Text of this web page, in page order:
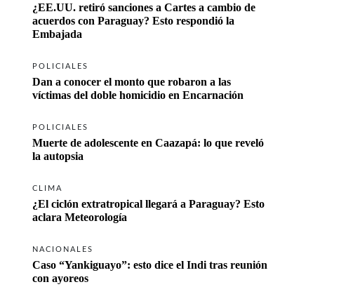
¿EE.UU. retiró sanciones a Cartes a cambio de
acuerdos con Paraguay? Esto respondió la
Embajada
POLICIALES
Dan a conocer el monto que robaron a las
víctimas del doble homicidio en Encarnación
POLICIALES
Muerte de adolescente en Caazapá: lo que reveló
la autopsia
CLIMA
¿El ciclón extratropical llegará a Paraguay? Esto
aclara Meteorología
NACIONALES
Caso “Yankiguayo”: esto dice el Indi tras reunión
con ayoreos